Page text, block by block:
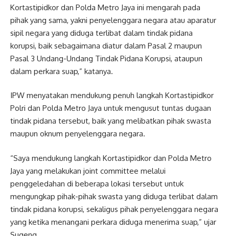
Kortastipidkor dan Polda Metro Jaya ini mengarah pada
pihak yang sama, yakni penyelenggara negara atau aparatur
sipil negara yang diduga terlibat dalam tindak pidana
korupsi, baik sebagaimana diatur dalam Pasal 2 maupun
Pasal 3 Undang-Undang Tindak Pidana Korupsi, ataupun
dalam perkara suap,” katanya.
IPW menyatakan mendukung penuh langkah Kortastipidkor
Polri dan Polda Metro Jaya untuk mengusut tuntas dugaan
tindak pidana tersebut, baik yang melibatkan pihak swasta
maupun oknum penyelenggara negara.
“Saya mendukung langkah Kortastipidkor dan Polda Metro
Jaya yang melakukan joint committee melalui
penggeledahan di beberapa lokasi tersebut untuk
mengungkap pihak-pihak swasta yang diduga terlibat dalam
tindak pidana korupsi, sekaligus pihak penyelenggara negara
yang ketika menangani perkara diduga menerima suap,” ujar